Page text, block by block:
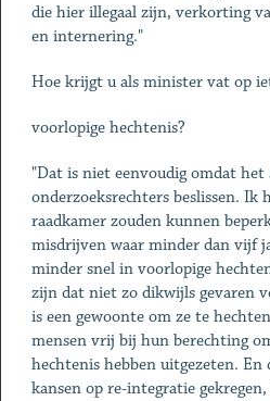
die hier illegaal zijn, verkorting
en internering."
Hoe krijgt u als minister vat op
voorlopige hechtenis?
"Dat is niet eenvoudig omdat
onderzoeksrechters beslissen. Ik
raadkamer zouden kunnen
misdrijven waar minder dan vijf
minder snel in voorlopige
zijn dat niet zo dikwijls gevaren
is een gewoonte om ze te
mensen vrij bij hun berechting
hechtenis hebben uitgezeten. En
kansen op re-integratie